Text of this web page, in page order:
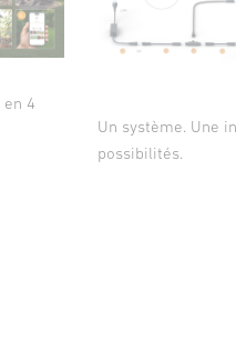
4
Un système. Une
possibilités.